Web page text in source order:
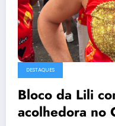
DESTAQUES
Bloco da Lili
acolhedora no